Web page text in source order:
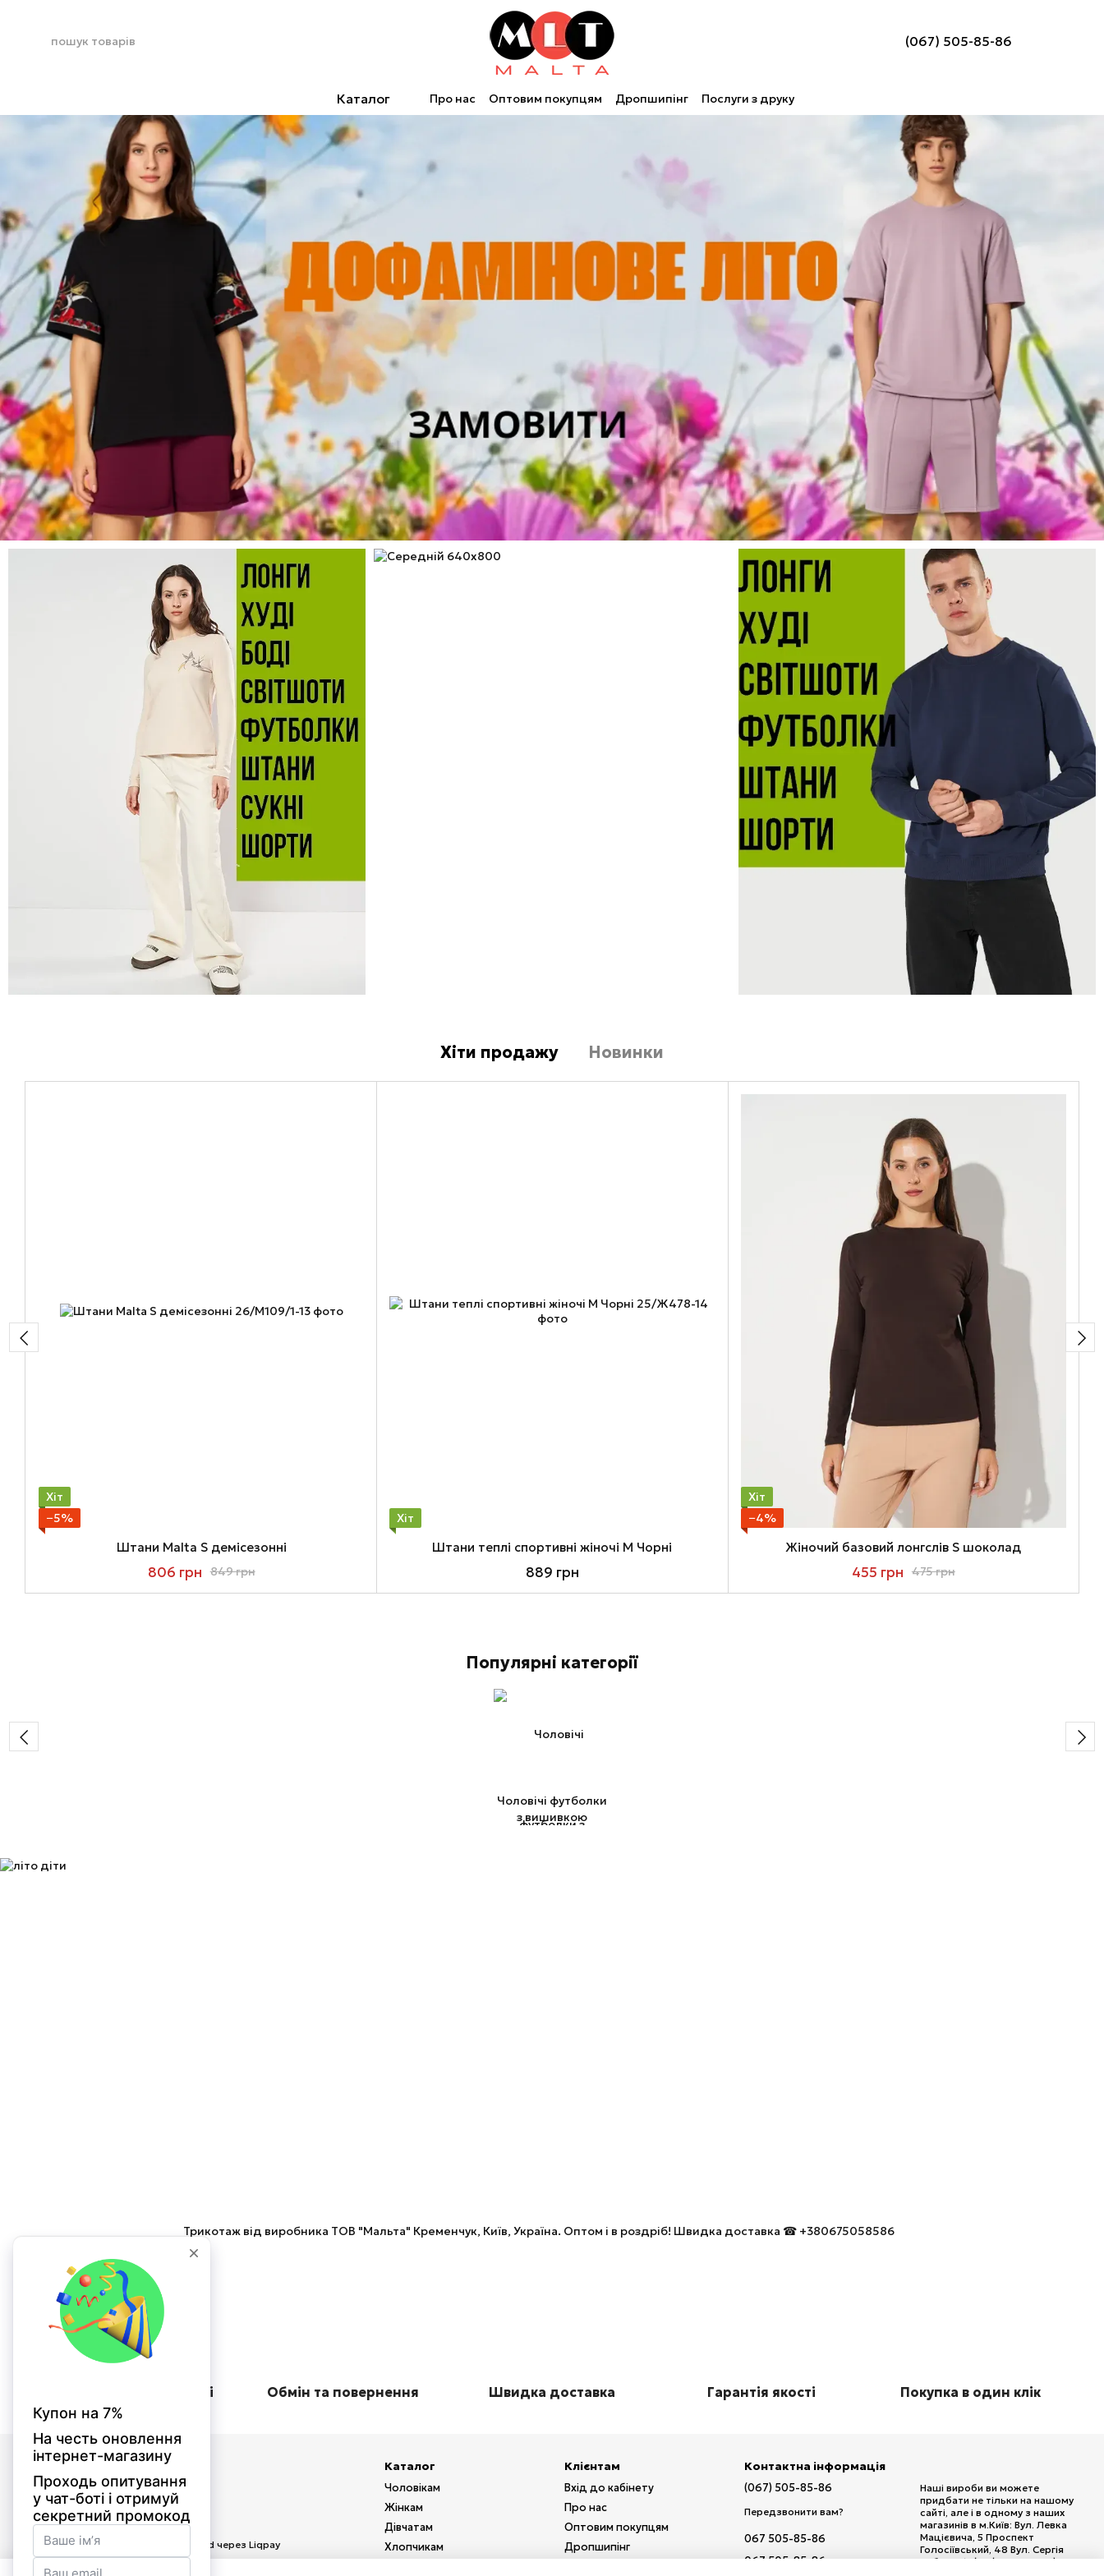
(067) 505-85-86
Каталог Про нас Оптовим покупцям Дропшипінг Послуги з друку
Хіти продажу Новинки
Хіт
−5%
Штани Malta S демісезонні
849 грн
806 грн
Хіт
Штани теплі спортивні жіночі M Чорні
889 грн
Хіт
−4%
Жіночий базовий лонгслів S шоколад
475 грн
455 грн
Популярні категорії
Чоловічі футболки
з вишивкою
Трикотаж від виробника ТОВ "Мальта" Кременчук, Київ, Україна. Оптом і в роздріб! Швидка доставка ☎ +380675058586
Оплата при отриманні Обмін та повернення Швидка доставка Гарантія якості Покупка в один клік
© 2026
Приймаємо до оплати
Каталог
Чоловікам
Жінкам
Дівчатам
Хлопчикам
Клієнтам
Вхід до кабінету
Про нас
Оптовим покупцям
Дропшипінг
Контактна інформація
(067) 505-85-86
Передзвонити вам?
067 505-85-86
067 505-85-86
Наші вироби ви можете
придбати не тільки на нашому
сайті, але і в одному з наших
магазинів в м.Київ: Вул. Левка
Мацієвича, 5 Проспект
Голосіївський, 48 Вул. Сергія
Набоки, 15/20 (м. Дарниця) Вул.